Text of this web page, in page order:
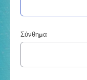
Σύνθημα